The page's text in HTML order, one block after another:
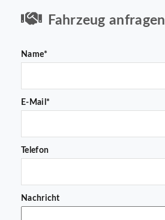
Fahrzeug anfragen
Name*
E-Mail*
Telefon
Nachricht